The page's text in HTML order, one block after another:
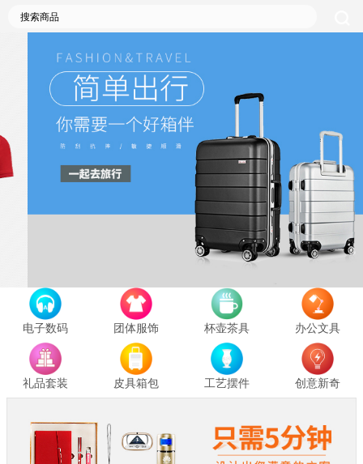
电子数码 团体服饰 杯壶茶具 办公文具
礼品套装 皮具箱包 工艺摆件 创意新奇